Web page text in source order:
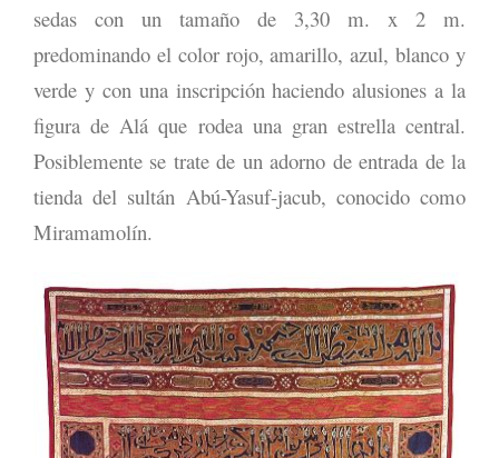
sedas con un tamaño de 3,30 m. x 2 m.
predominando el color rojo, amarillo, azul, blanco y
verde y con una inscripción haciendo alusiones a la
figura de Alá que rodea una gran estrella central.
Posiblemente se trate de un adorno de entrada de la
tienda del sultán Abú-Yasuf-jacub, conocido como
Miramamolín.